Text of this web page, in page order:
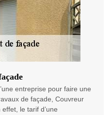
entreprise pour faire une
de façade, Couvreur
le tarif d’une